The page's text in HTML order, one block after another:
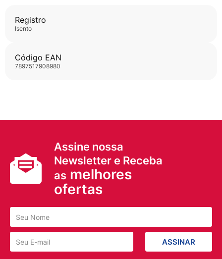
Registro
isento
Código EAN
7897517908980
Assine nossa
Newsletter e Receba
as melhores
ofertas
ASSINAR